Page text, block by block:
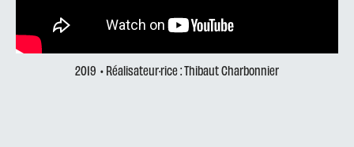
2019 • Réalisateur·rice : Thibaut Charbonnier